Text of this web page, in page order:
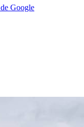
Google